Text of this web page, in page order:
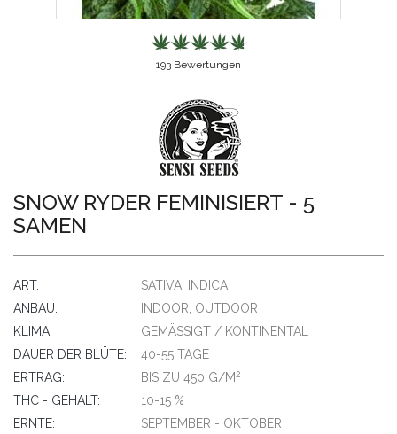
193 Bewertungen
SNOW RYDER FEMINISIERT - 5
SAMEN
ART:
SATIVA, INDICA
ANBAU:
INDOOR, OUTDOOR
KLIMA:
GEMÄSSIGT / KONTINENTAL
DAUER DER BLÜTE:
40-55 TAGE
ERTRAG:
BIS ZU 450 G/M2
THC - GEHALT:
10-15 %
ERNTE:
SEPTEMBER - OKTOBER